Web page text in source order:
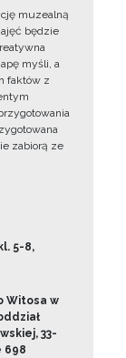
muzealną
będzie
myśli, a
faktów z
zabiorą ze
5-8,
Witosa w
33-
698